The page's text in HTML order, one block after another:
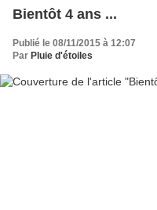
Bientôt 4 ans ...
Publié le 08/11/2015 à 12:07
Par Pluie d'étoiles